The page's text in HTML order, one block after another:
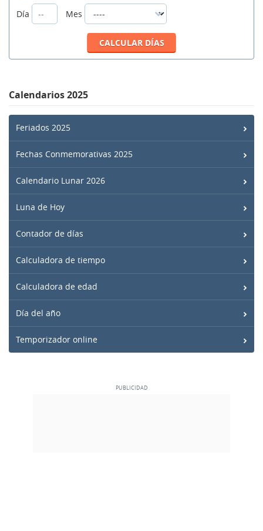
Día
Mes
Calendarios 2025
Feriados 2025
Fechas Conmemorativas 2025
Calendario Lunar 2026
Luna de Hoy
Contador de días
Calculadora de tiempo
Calculadora de edad
Día del año
Temporizador online